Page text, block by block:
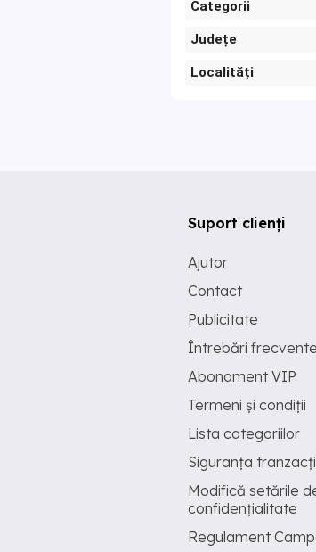
Categorii
Județe
Localități
Suport clienți
Ajutor
Contact
Publicitate
Întrebări frecvente
Abonament VIP
Termeni și condiții
Lista categoriilor
Siguranța
Modifică setările
confidențialitate
Regulament